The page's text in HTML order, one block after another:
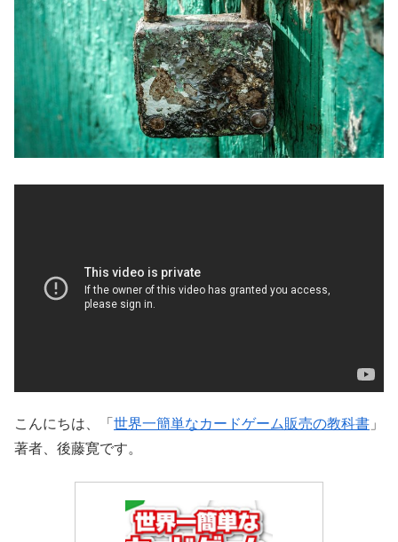
こんにちは、「 世界一簡単なカードゲーム販売の教科書 」
著者、後藤寛です。